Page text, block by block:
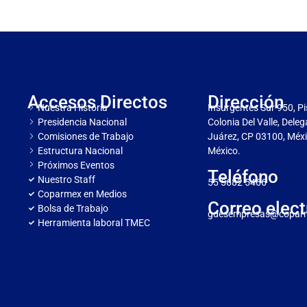
Accesos Directos
Nuestra Historia
Presidencia Nacional
Comisiones de Trabajo
Estructura Nacional
Próximos Eventos
Nuestro Staff
Coparmex en Medios
Bolsa de Trabajo
Herramienta laboral TMEC
Dirección
Insurgentes Sur 950,
Colonia Del Valle,
Juárez, CP 03100,
México.
Teléfono
55 5682 5466
Correo